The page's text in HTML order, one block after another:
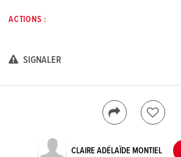
ACTIONS :
SIGNALER
CLAIRE ADÉLAÏDE MONTIEL